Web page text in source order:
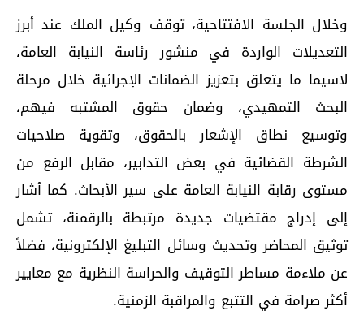
وخلال الجلسة الافتتاحية، توقف وكيل الملك عند أبرز
التعديلات الواردة في منشور رئاسة النيابة العامة،
لاسيما ما يتعلق بتعزيز الضمانات الإجرائية خلال مرحلة
البحث التمهيدي، وضمان حقوق المشتبه فيهم،
وتوسيع نطاق الإشعار بالحقوق، وتقوية صلاحيات
الشرطة القضائية في بعض التدابير، مقابل الرفع من
مستوى رقابة النيابة العامة على سير الأبحاث. كما أشار
إلى إدراج مقتضيات جديدة مرتبطة بالرقمنة، تشمل
توثيق المحاضر وتحديث وسائل التبليغ الإلكترونية، فضلاً
عن ملاءمة مساطر التوقيف والحراسة النظرية مع معايير
أكثر صرامة في التتبع والمراقبة الزمنية.